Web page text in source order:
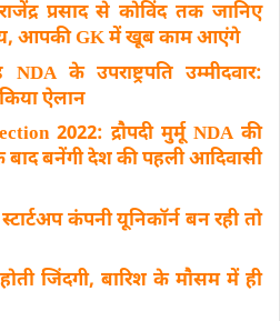
प्रसाद से कोविंद तक जानिए
आपकी GK में खूब काम आएंगे
के उपराष्ट्रपति उम्मीदवार:
ऐलान
2022: द्रौपदी मुर्मू NDA की
के बाद बनेंगी देश की पहली आदिवासी
कंपनी यूनिकॉर्न बन रही तो
जिंदगी, बारिश के मौसम में ही